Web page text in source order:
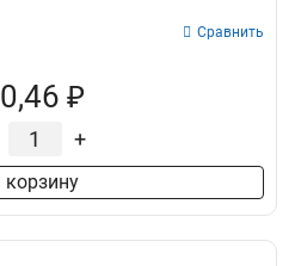
Сравнить
₽
+
корзину